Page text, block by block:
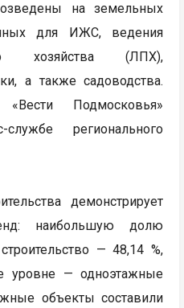
на земельных
для ИЖС, ведения
хозяйства (ЛПХ),
а также садоводства.
Подмосковья»
регионального
демонстрирует
наибольшую долю
— 48,14 %,
уровне — одноэтажные
объекты составили